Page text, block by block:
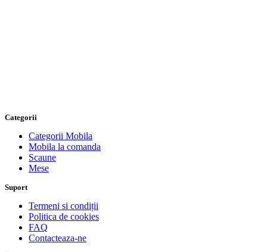
Categorii
Categorii Mobila
Mobila la comanda
Scaune
Mese
Suport
Termeni si condiții
Politica de cookies
FAQ
Contacteaza-ne